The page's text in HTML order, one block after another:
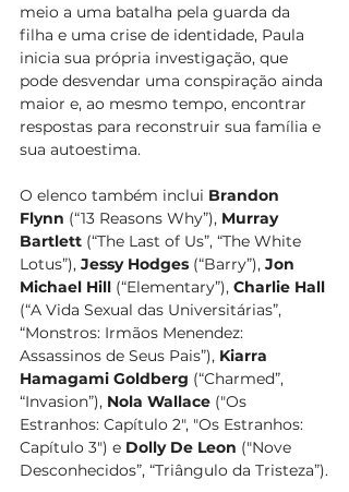
meio a uma batalha pela guarda da
filha e uma crise de identidade, Paula
inicia sua própria investigação, que
pode desvendar uma conspiração ainda
maior e, ao mesmo tempo, encontrar
respostas para reconstruir sua família e
sua autoestima.
O elenco também inclui Brandon
Flynn (“13 Reasons Why”), Murray
Bartlett (“The Last of Us”, “The White
Lotus”), Jessy Hodges (“Barry”), Jon
Michael Hill (“Elementary”), Charlie Hall
(“A Vida Sexual das Universitárias”,
“Monstros: Irmãos Menendez:
Assassinos de Seus Pais”), Kiarra
Hamagami Goldberg (“Charmed”,
“Invasion”), Nola Wallace ("Os
Estranhos: Capítulo 2", "Os Estranhos:
Capítulo 3") e Dolly De Leon ("Nove
Desconhecidos”, “Triângulo da Tristeza”).